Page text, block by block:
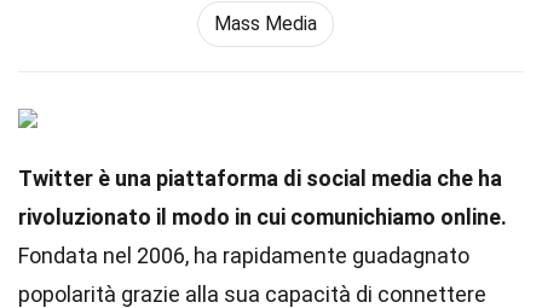
Mass Media
Twitter è una piattaforma di social media che ha
rivoluzionato il modo in cui comunichiamo online.
Fondata nel 2006, ha rapidamente guadagnato
popolarità grazie alla sua capacità di connettere